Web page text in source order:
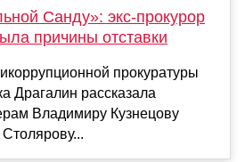
Санду»: экс-прокурор
причины отставки
прокуратуры
Драгалин рассказала
Владимиру Кузнецову